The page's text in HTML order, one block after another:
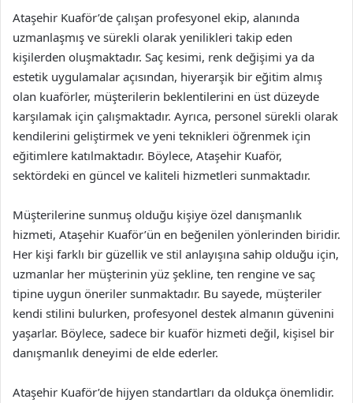
Ataşehir Kuaför’de çalışan profesyonel ekip, alanında
uzmanlaşmış ve sürekli olarak yenilikleri takip eden
kişilerden oluşmaktadır. Saç kesimi, renk değişimi ya da
estetik uygulamalar açısından, hiyerarşik bir eğitim almış
olan kuaförler, müşterilerin beklentilerini en üst düzeyde
karşılamak için çalışmaktadır. Ayrıca, personel sürekli olarak
kendilerini geliştirmek ve yeni teknikleri öğrenmek için
eğitimlere katılmaktadır. Böylece, Ataşehir Kuaför,
sektördeki en güncel ve kaliteli hizmetleri sunmaktadır.
Müşterilerine sunmuş olduğu kişiye özel danışmanlık
hizmeti, Ataşehir Kuaför’ün en beğenilen yönlerinden biridir.
Her kişi farklı bir güzellik ve stil anlayışına sahip olduğu için,
uzmanlar her müşterinin yüz şekline, ten rengine ve saç
tipine uygun öneriler sunmaktadır. Bu sayede, müşteriler
kendi stilini bulurken, profesyonel destek almanın güvenini
yaşarlar. Böylece, sadece bir kuaför hizmeti değil, kişisel bir
danışmanlık deneyimi de elde ederler.
Ataşehir Kuaför’de hijyen standartları da oldukça önemlidir.